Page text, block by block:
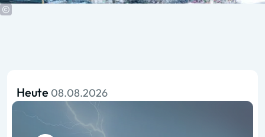
Heute 08.08.2026